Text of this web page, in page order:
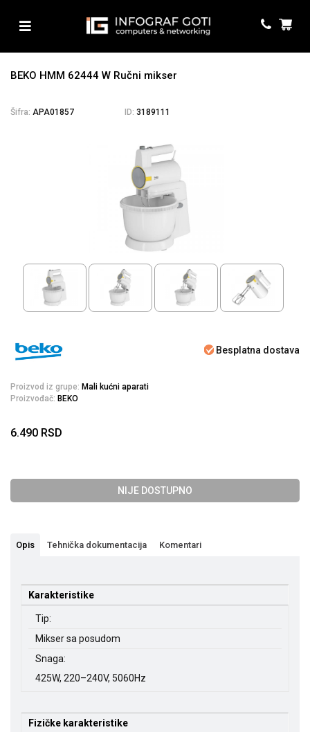
BEKO HMM 62444 W Ručni mikser
Šifra: APA01857 ID: 3189111
Besplatna dostava
Proizvod iz grupe: Mali kućni aparati
Proizvođač: BEKO
6.490 RSD
NIJE DOSTUPNO
Opis Tehnička dokumentacija Komentari
Karakteristike
Tip:
Mikser sa posudom
Snaga:
425W, 220–240V, 5060Hz
Fizičke karakteristike